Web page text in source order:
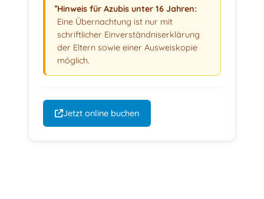
Hinweis für Azubis unter 16 Jahren:
Eine Übernachtung ist nur mit
schriftlicher Einverständniserklärung
der Eltern sowie einer Ausweiskopie
möglich.
Jetzt online buchen